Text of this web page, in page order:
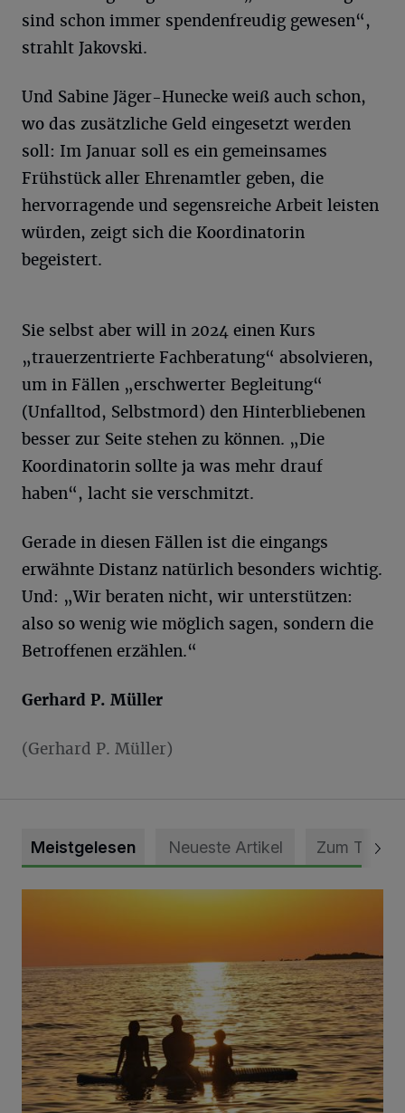
sind schon immer spendenfreudig gewesen“,
strahlt Jakovski.
Und Sabine Jäger-Hunecke weiß auch schon,
wo das zusätzliche Geld eingesetzt werden
soll: Im Januar soll es ein gemeinsames
Frühstück aller Ehrenamtler geben, die
hervorragende und segensreiche Arbeit leisten
würden, zeigt sich die Koordinatorin
begeistert.
Sie selbst aber will in 2024 einen Kurs
„trauerzentrierte Fachberatung“ absolvieren,
um in Fällen „erschwerter Begleitung“
(Unfalltod, Selbstmord) den Hinterbliebenen
besser zur Seite stehen zu können. „Die
Koordinatorin sollte ja was mehr drauf
haben“, lacht sie verschmitzt.
Gerade in diesen Fällen ist die eingangs
erwähnte Distanz natürlich besonders wichtig.
Und: „Wir beraten nicht, wir unterstützen:
also so wenig wie möglich sagen, sondern die
Betroffenen erzählen.“
Gerhard P. Müller
(Gerhard P. Müller)
Meistgelesen Neueste Artikel Zum Thema
Die schönsten Sommermomente gesucht